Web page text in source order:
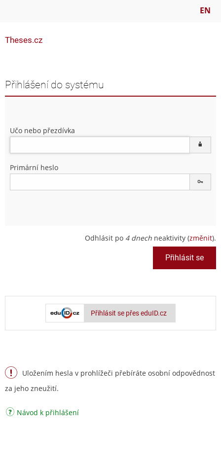
EN
Theses.cz
Přihlášení do systému
Učo nebo přezdívka
Primární heslo
Odhlásit po 4 dnech neaktivity (změnit).
Přihlásit se přes eduID.cz
Uložením hesla v prohlížeči přebíráte osobní odpovědnost
za jeho zneužití.
Návod k přihlášení